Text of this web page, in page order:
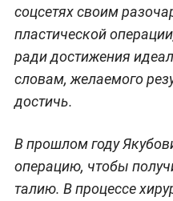
соцсетях своим
пластической
ради достижения
словам, желаемого
достичь.
В прошлом году
операцию, чтобы
талию. В процессе